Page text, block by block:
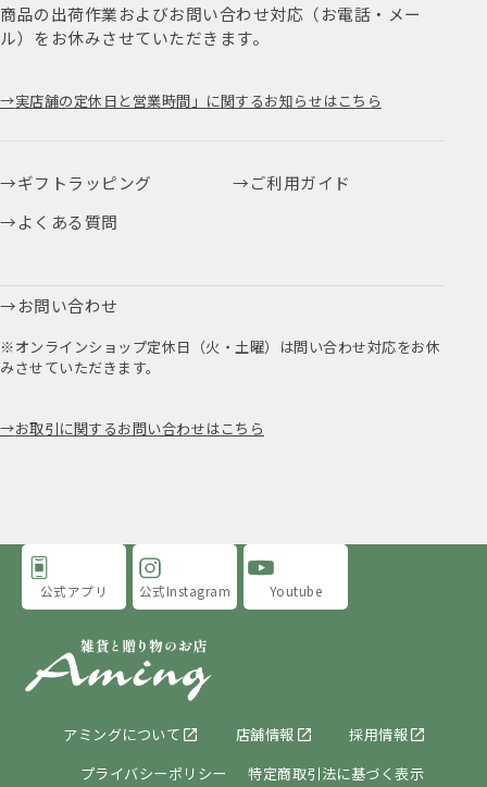
商品の出荷作業およびお問い合わせ対応（お電話・メー
ル）をお休みさせていただきます。
実店舗の定休日と営業時間」に関するお知らせはこちら
ギフトラッピング
ご利用ガイド
よくある質問
お問い合わせ
※オンラインショップ定休日（火・土曜）は問い合わせ対応をお休
みさせていただきます。
お取引に関するお問い合わせはこちら
アミングについて 店舗情報
採用情報
プライバシーポリシー
特定商取引法に基づく表示
公式アプリ 公式Instagram Youtube